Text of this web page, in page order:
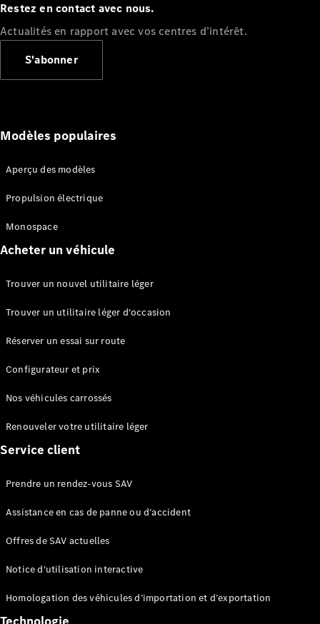
Vito Mixto
Vito Tourer
Configurez
votre
neuf en
Marco Polo
Configurez
véhicule
Trouvez un
véhicule
stock
Tous les
eSprinter
eSprinter
Châssis
Restez en contact avec nous.
Actualités en rapport avec vos centres d’intérêt.
S'abonner
Modèles populaires
Aperçu des modèles
Propulsion électrique
Monospace
Acheter un véhicule
Trouver un nouvel utilitaire léger
Trouver un utilitaire léger d'occasion
Réserver un essai sur route
Configurateur et prix
Nos véhicules carrossés
Renouveler votre utilitaire léger
Service client
Prendre un rendez-vous SAV
Assistance en cas de panne ou d’accident
Offres de SAV actuelles
Notice d'utilisation interactive
Homologation des véhicules d’importation et d’exportation